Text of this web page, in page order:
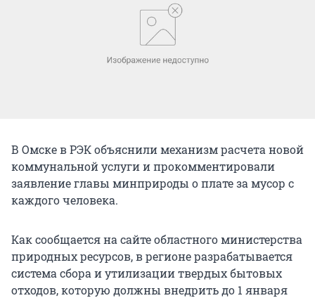
В Омске в РЭК объяснили механизм расчета новой
коммунальной услуги и прокомментировали
заявление главы минприроды о плате за мусор с
каждого человека.
Как сообщается на сайте областного министерства
природных ресурсов, в регионе разрабатывается
система сбора и утилизации твердых бытовых
отходов, которую должны внедрить до 1 января